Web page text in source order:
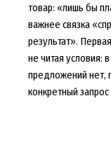
товар: «лишь бы
важнее связка
результат».
не читая условия:
предложений нет,
конкретный